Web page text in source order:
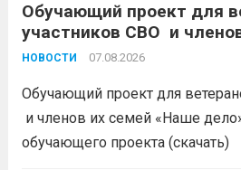
Обучающий проект для
участников СВО и членов их семей «Наше
дело»
НОВОСТИ 07.08.2026
Обучающий проект для
и членов их семей «Наше
обучающего проекта